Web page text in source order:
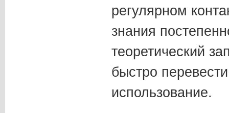
регулярном
знания
теоретический
быстро
использование.